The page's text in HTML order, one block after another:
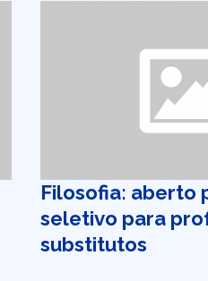
Filosofia: aberto
seletivo para
substitutos